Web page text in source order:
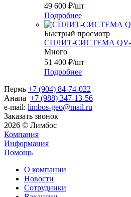
49 600 ₽/шт
Подробнее
Быстрый просмотр
СПЛИТ-СИСТЕМА QV-
Много
51 400 ₽/шт
Подробнее
Пермь +7 (904) 84-74-022
Анапа +7 (988) 347-13-56
e-mail: limbos-geo@mail.ru
Заказать звонок
2026 © Лимбос
Компания
Информация
Помощь
О компании
Новости
Сотрудники